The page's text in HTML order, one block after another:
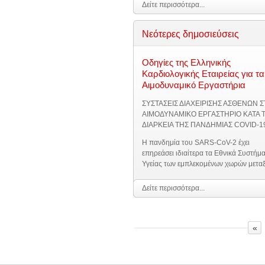
Δείτε περισσότερα...
Νεότερες δημοσιεύσεις
Οδηγίες της Ελληνικής
Καρδιολογικής Εταιρείας για τα
Αιμοδυναμικό Εργαστήρια
ΣΥΣΤΑΣΕΙΣ ΔΙΑΧΕΙΡΙΣΗΣ ΑΣΘΕΝΩΝ
ΑΙΜΟΔΥΝΑΜΙΚΟ ΕΡΓΑΣΤΗΡΙΟ ΚΑΤΑ
ΔΙΑΡΚΕΙΑ ΤΗΣ ΠΑΝΔΗΜΙΑΣ COVID-
Η πανδημία του SARS-CoV-2 έχει
επηρεάσει ιδιαίτερα τα Εθνικά
Υγείας των εμπλεκομένων χωρών
ταυτόχρονα θέτει αναμενόμενες
προκλήσεις στην πρακτική των
της κλασικής καθημερινής
Δείτε περισσότερα...
«